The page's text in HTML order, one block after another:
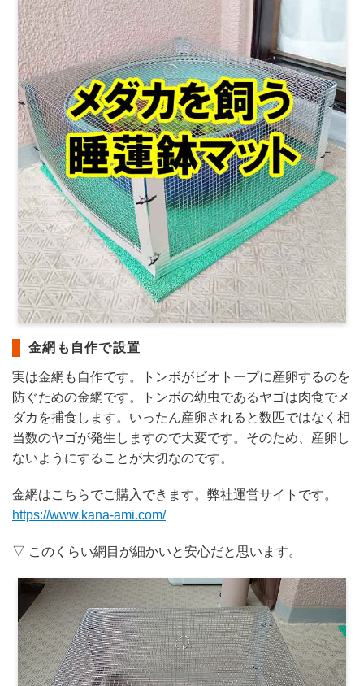
金網も自作で設置
実は金網も自作です。トンボがビオトープに産卵するのを
防ぐための金網です。トンボの幼虫であるヤゴは肉食でメ
ダカを捕食します。いったん産卵されると数匹ではなく相
当数のヤゴが発生しますので大変です。そのため、産卵し
ないようにすることが大切なのです。
金網はこちらでご購入できます。弊社運営サイトです。
https://www.kana-ami.com/
▽ このくらい網目が細かいと安心だと思います。